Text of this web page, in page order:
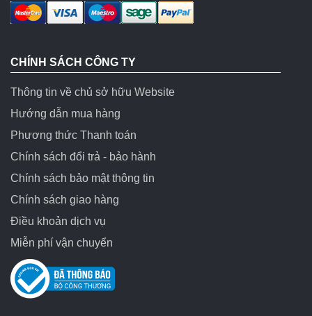
CHÍNH SÁCH CÔNG TY
Thông tin về chủ sở hữu Website
Hướng dẫn mua hàng
Phương thức Thanh toán
Chính sách đổi trả - bảo hành
Chính sách bảo mật thông tin
Chính sách giao hàng
Điều khoản dịch vụ
Miễn phí vận chuyển